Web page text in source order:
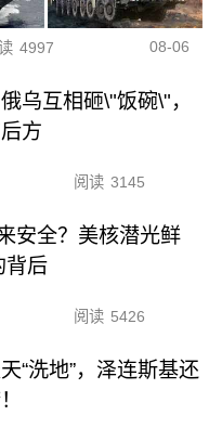
4997 08-06
乌互相砸\"饭碗\"，
方
阅读 3145
安全？美核潜光鲜
背后
阅读 5426
“洗地”，泽连斯基还